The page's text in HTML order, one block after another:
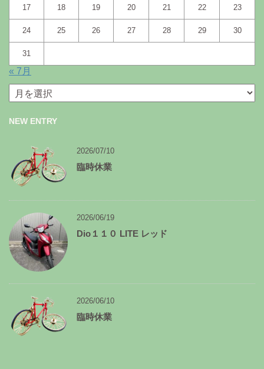
17 18 19 20 21 22 23
24 25 26 27 28 29 30
31
« 7月
月
別
ー
ブ
NEW ENTRY
2026/07/10
臨時休業
2026/06/19
Dio１１０ LITE レッド
2026/06/10
臨時休業